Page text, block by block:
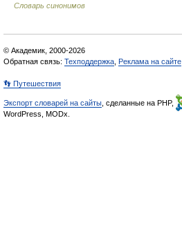
Словарь синонимов
© Академик, 2000-2026
Обратная связь: Техподдержка Реклама на сайте
👣 Путешествия
Экспорт словарей на сайты , сделанные на PHP,
WordPress, MODx.